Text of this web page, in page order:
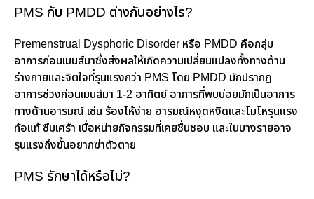
PMS กับ PMDD ต่างกันอย่างไร?
Premenstrual Dysphoric Disorder หรือ PMDD คือกลุ่ม
อาการก่อนเมนส์มาซึ่งส่งผลให้เกิดความเปลี่ยนแปลงทั้งทางด้าน
ร่างกายและจิตใจที่รุนแรงกว่า PMS โดย PMDD มักปรากฎ
อาการช่วงก่อนเมนส์มา 1-2 อาทิตย์ อาการที่พบบ่อยมักเป็นอาการ
ทางด้านอารมณ์ เช่น ร้องไห้ง่าย อารมณ์หงุดหงิดและโมโหรุนแรง
ท้อแท้ ซึมเศร้า เบื่อหน่ายกิจกรรมที่เคยชื่นชอบ และในบางรายอาจ
รุนแรงถึงขั้นอยากฆ่าตัวตาย
PMS รักษาได้หรือไม่?